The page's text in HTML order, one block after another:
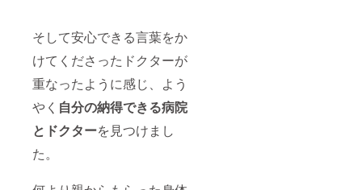
そして安心できる言葉をか
けてくださったドクターが
重なったように感じ、よう
やく 自分の納得できる病院
とドクターを見つけまし
た。